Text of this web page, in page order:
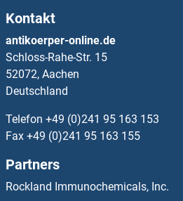
OR1L4 ELISA Kits
OR1L6 ELISA Kits
OR1L8 ELISA Kits
OR1M1 ELISA Kits
OR1N1 ELISA Kits
Kontakt
antikoerper-online.de
Schloss-Rahe-Str. 15
52072, Aachen
Deutschland
Telefon +49 (0)241 95 163 153
Fax +49 (0)241 95 163 155
Partners
Rockland Immunochemicals, Inc.